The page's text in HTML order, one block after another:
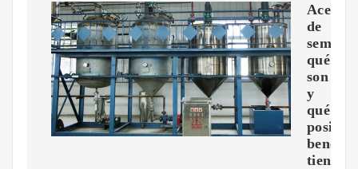
Aceites
de
qué
son
y
qué
posibles
tienen